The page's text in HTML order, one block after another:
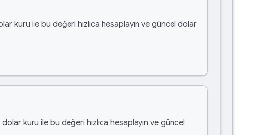
kuru ile bu değeri hızlıca hesaplayın ve güncel dolar
kuru ile bu değeri hızlıca hesaplayın ve güncel